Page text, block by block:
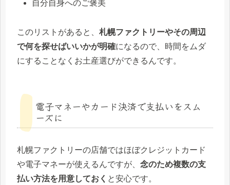
自分自身へのご褒美
このリストがあると、 札幌ファクトリーやその周辺
で何を探せばいいかが明確になるので、時間をムダ
にすることなくお土産選びができるんです。
電子マネーやカード決済で支払いをスム
ーズに
札幌ファクトリーの店舗ではほぼクレジットカード
や電子マネーが使えるんですが、 念のため複数の支
払い方法を用意しておく と安心です。